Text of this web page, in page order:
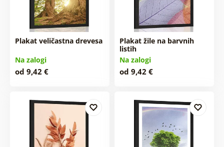
Plakat veličastna drevesa
Na zalogi
od 9,42 €
Plakat žile na barvnih
listih
Na zalogi
od 9,42 €